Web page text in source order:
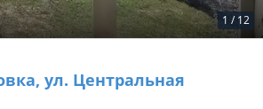
1 / 12
ул. Центральная